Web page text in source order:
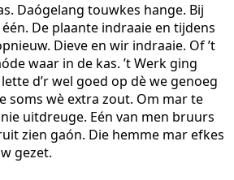
Daógelang touwkes hange. Bij
De plaante indraaie en tijdens
Dieve en wir indraaie. Of ’t
waar in de kas. ’t Werk ging
d’r wel goed op dè we genoeg
soms wè extra zout. Om mar te
uitdreuge. Eén van men bruurs
zien gaón. Die hemme mar efkes
gezet.